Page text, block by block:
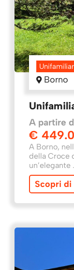
Borno
A partire
€
A Borno,
della Croce
un’elegante
Scopri di